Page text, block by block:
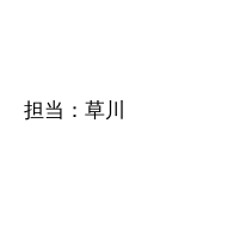
担当：草川